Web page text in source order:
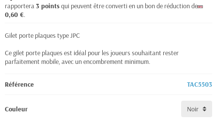
rapportera3 pointsqui peuvent être converti en un bon de réduction de
0,60 €.
Gilet porte plaques type JPC
Ce gilet porte plaques est idéal pour les joueurs souhaitant rester
parfaitement mobile, avec un encombrement minimum.
Référence TAC5503
Couleur